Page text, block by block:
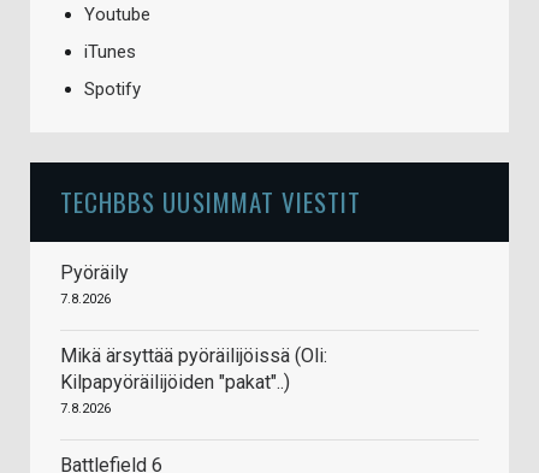
Youtube
iTunes
Spotify
TECHBBS UUSIMMAT VIESTIT
Pyöräily
7.8.2026
Mikä ärsyttää pyöräilijöissä (Oli:
Kilpapyöräilijöiden "pakat"..)
7.8.2026
Battlefield 6